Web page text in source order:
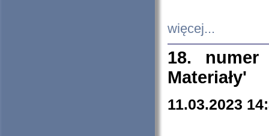
więcej...
18. numer
Materiały'
11.03.2023